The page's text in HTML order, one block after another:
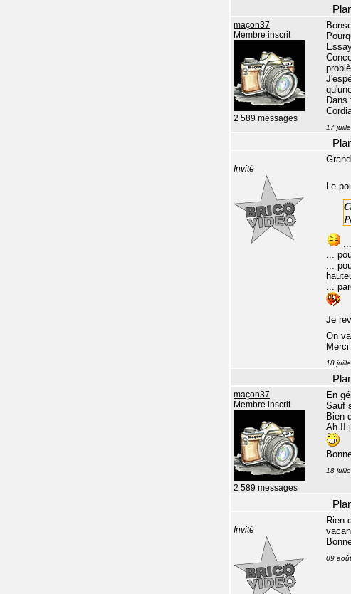
maçon37
Membre inscrit
2 589 messages
17
Invité
Le
...
...
...
Je
On
18
maçon37
Membre inscrit
2 589 messages
En
Sauf
Bien
Ah !!
18
Invité
Rien
09